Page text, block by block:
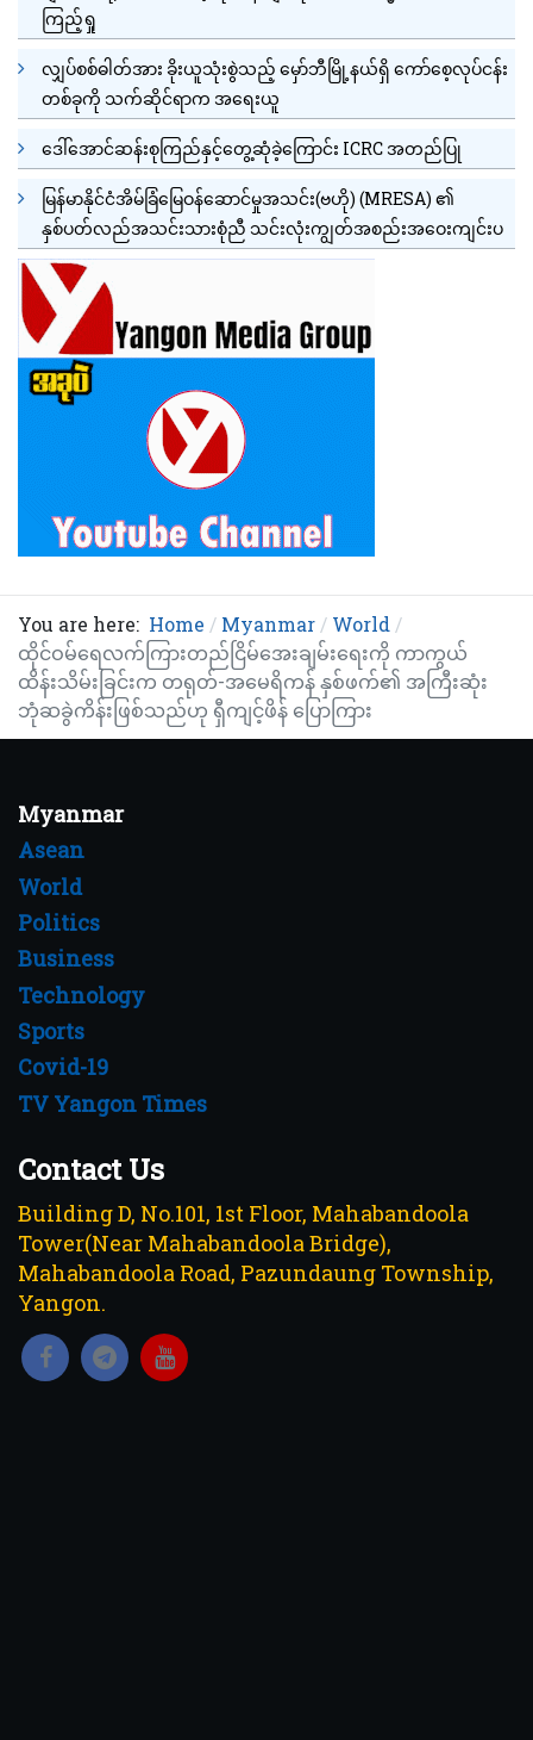
ကြည့်ရှု
လျှပ်စစ်ဓါတ်အား ခိုးယူသုံးစွဲသည့် မှော်ဘီမြို့နယ်ရှိ ကော်စေ့လုပ်ငန်း
တစ်ခုကို သက်ဆိုင်ရာက အရေးယူ
ဒေါ်အောင်ဆန်းစုကြည်နှင့်တွေ့ဆုံခဲ့ကြောင်း ICRC အတည်ပြု
မြန်မာနိုင်ငံအိမ်ခြံမြေဝန်ဆောင်မှုအသင်း(ဗဟို) (MRESA) ၏
နှစ်ပတ်လည်အသင်းသားစုံညီ သင်းလုံးကျွတ်အစည်းအဝေးကျင်းပ
You are here: Home Myanmar
World
ထိုင်ဝမ်ရေလက်ကြားတည်ငြိမ်အေးချမ်းရေးကို ကာကွယ်
ထိန်းသိမ်းခြင်းက တရုတ်-အမေရိကန် နှစ်ဖက်၏ အကြီးဆုံး
ဘုံဆခွဲကိန်းဖြစ်သည်ဟု ရှီကျင့်ဖိန် ပြောကြား
Myanmar
Asean
World
Politics
Business
Technology
Sports
Covid-19
TV Yangon Times
Contact Us
Building D, No.101, 1st Floor, Mahabandoola
Tower(Near Mahabandoola Bridge),
Mahabandoola Road, Pazundaung Township,
Yangon.